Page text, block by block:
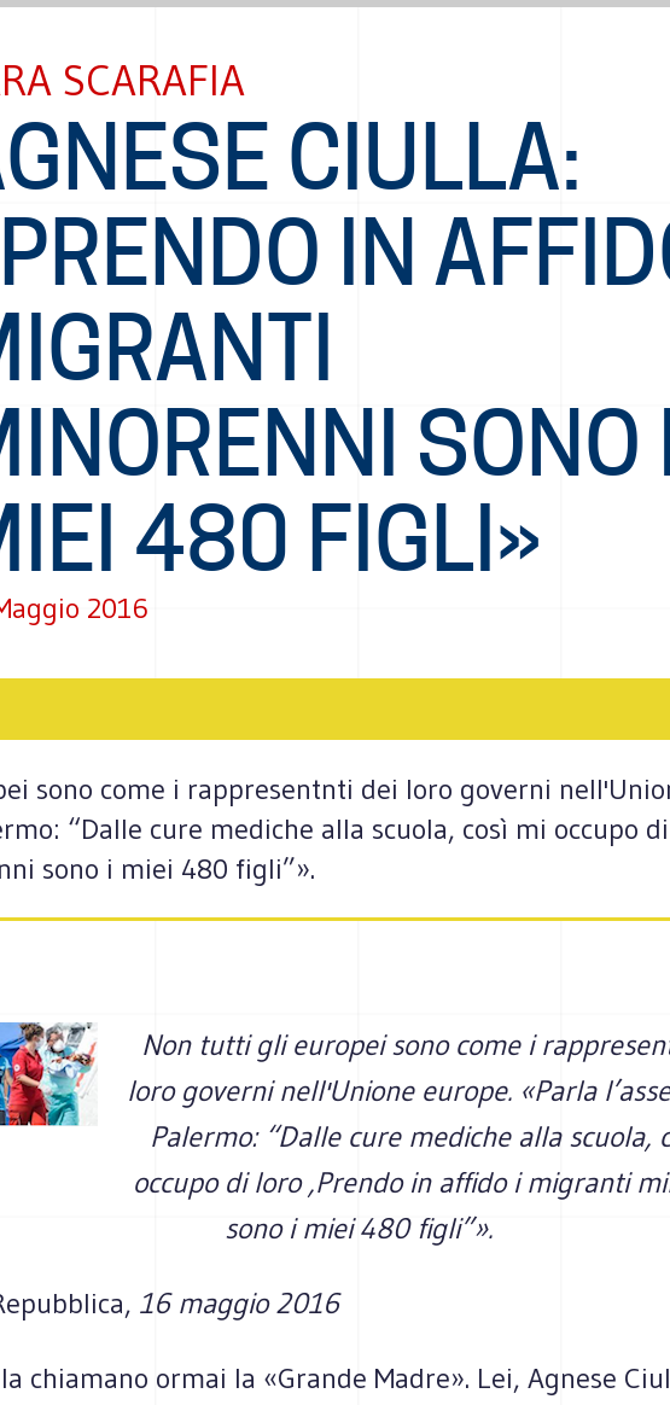
SCARAFIA
CIULLA:
IN
SONO
480 FIGLI»
2016
sono come i rappresentnti dei loro governi
“Dalle cure mediche alla scuola, così mi occupo
sono i miei 480 figli”».
Non tutti gli europei sono come i
loro governi nell'Unione europe. «Parla
Palermo: “Dalle cure mediche alla scuola,
occupo di loro ,Prendo in affido i migranti
sono i miei 480 figli”».
16 maggio 2016
chiamano ormai la «Grande Madre». Lei, Agnese